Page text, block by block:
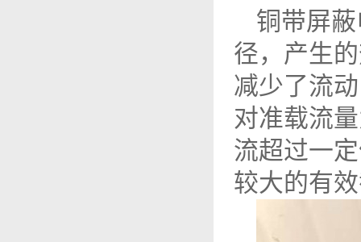
铜带屏
径，产生
减少了流
对准载流
流超过一
较大的有